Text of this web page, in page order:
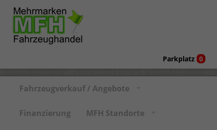
Parkplatz 0
Fahrzeugverkauf / Angebote
Finanzierung MFH Standorte